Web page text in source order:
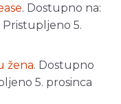
. Dostupno na:
5.
žena. Dostupno
5. prosinca